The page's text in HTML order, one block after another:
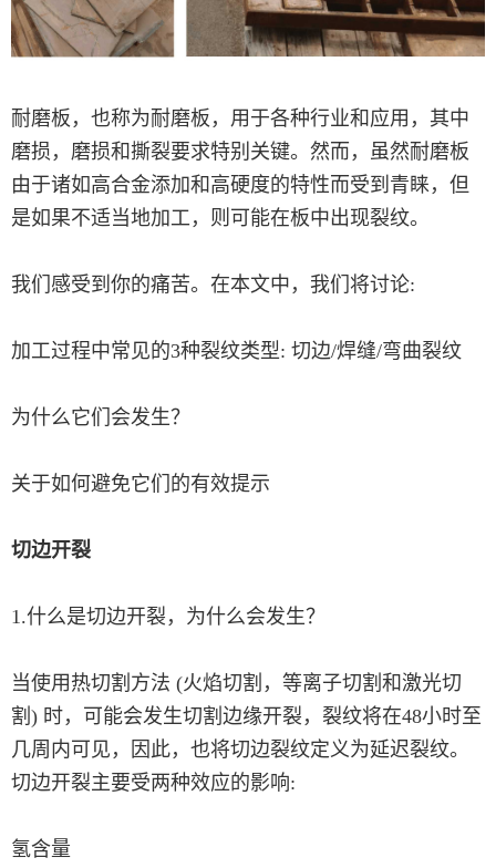
耐磨板，也称为耐磨板，用于各种行业和应用，其中
磨损，磨损和撕裂要求特别关键。然而，虽然耐磨板
由于诸如高合金添加和高硬度的特性而受到青睐，但
是如果不适当地加工，则可能在板中出现裂纹。
我们感受到你的痛苦。在本文中，我们将讨论:
加工过程中常见的3种裂纹类型: 切边/焊缝/弯曲裂纹
为什么它们会发生？
关于如何避免它们的有效提示
切边开裂
1.什么是切边开裂，为什么会发生？
当使用热切割方法 (火焰切割，等离子切割和激光切
割) 时，可能会发生切割边缘开裂，裂纹将在48小时至
几周内可见，因此，也将切边裂纹定义为延迟裂纹。
切边开裂主要受两种效应的影响:
氢含量